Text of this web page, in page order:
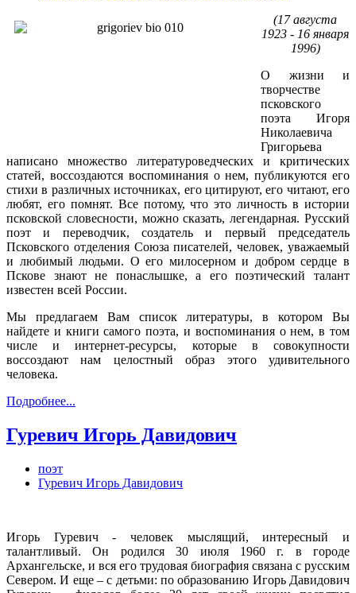
(17 августа
1923 - 16 января
1996)
О жизни и
творчестве
псковского
поэта Игоря
Николаевича
Григорьева
написано множество литературоведческих и критических
статей, воссоздаются воспоминания о нем, публикуются его
стихи в различных источниках, его цитируют, его читают, его
любят, его помнят. Все потому, что это личность в истории
псковской словесности, можно сказать, легендарная. Русский
поэт и переводчик, создатель и первый председатель
Псковского отделения Союза писателей, человек, уважаемый
и любимый людьми. О его милосерном и добром сердце в
Пскове знают не понаслышке, а его поэтический талант
известен всей России.
Мы предлагаем Вам список литературы, в котором Вы
найдете и книги самого поэта, и воспоминания о нем, в том
числе и интернет-ресурсы, которые в совокупности
воссоздают нам целостный образ этого удивительного
человека.
Подробнее...
Гуревич Игорь Давидович
поэт
Гуревич Игорь Давидович
Игорь Гуревич - человек мыслящий, интересный и
талантливый. Он родился 30 июля 1960 г. в городе
Архангельске, и вся его трудовая биография связана с русским
Севером. И еще – с детьми: по образованию Игорь Давидович